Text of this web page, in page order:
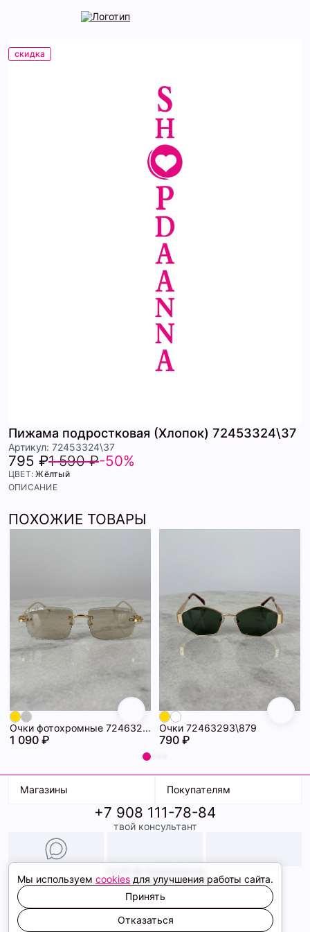
скидка
Пижама подростковая (Хлопок) 72453324\37
Артикул: 72453324\37
795 ₽1 590 ₽-50%
ЦВЕТ:Жёлтый
ОПИСАНИЕ
ПОХОЖИЕ ТОВАРЫ
Очки фотохромные 72463294\718
1 090 ₽
Очки 72463293\879
790 ₽
Магазины
ТК Терминал
ТРК Континент
Покупателям
Доставка
Условия оплаты
Образы
+7 908 111-78-84
твой консультант
Политика конфиденциальности
Соглашение cookie
Сайт создали
Мы используем cookies для улучшения работы сайта.
Принять
Отказаться